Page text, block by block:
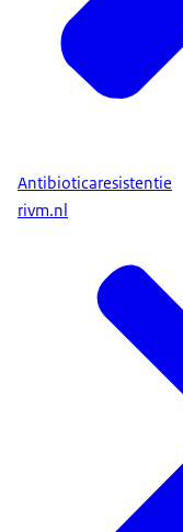
Antibioticaresistentie
rivm.nl